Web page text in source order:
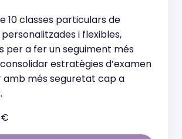
10 classes particulars de
i flexibles,
per a fer un seguiment més
estratègies d’examen
amb més seguretat cap a
€